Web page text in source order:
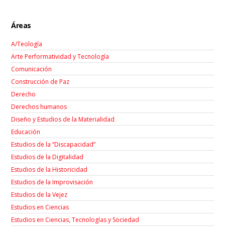
Áreas
A/Teología
Arte Performatividad y Tecnología
Comunicación
Construcción de Paz
Derecho
Derechos humanos
Diseño y Estudios de la Materialidad
Educación
Estudios de la “Discapacidad”
Estudios de la Digitalidad
Estudios de la Historicidad
Estudios de la Improvisación
Estudios de la Vejez
Estudios en Ciencias
Estudios en Ciencias, Tecnologías y Sociedad